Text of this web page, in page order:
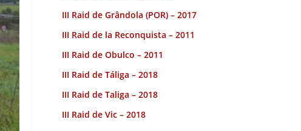
III Raid de Grândola (POR) – 2017
III Raid de la Reconquista – 2011
III Raid de Obulco – 2011
III Raid de Táliga – 2018
III Raid de Taliga – 2018
III Raid de Vic – 2018